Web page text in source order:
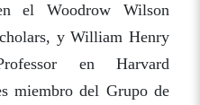
el Woodrow Wilson
y William Henry
en Harvard
miembro del Grupo de